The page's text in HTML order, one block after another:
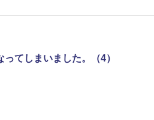
てしまいました。（4）